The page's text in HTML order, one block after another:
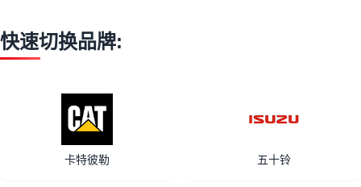
快速切换品牌:
卡特彼勒 五十铃